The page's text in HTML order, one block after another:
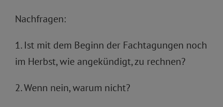
Nachfragen:
1. Ist mit dem Beginn der Fachtagungen noch
im Herbst, wie angekündigt, zu rechnen?
2. Wenn nein, warum nicht?